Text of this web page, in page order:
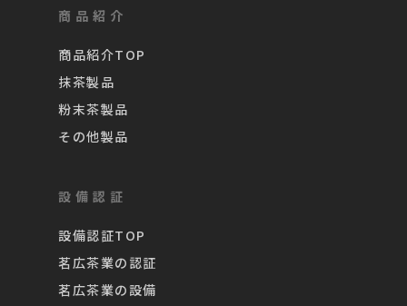
商品紹介
商品紹介TOP
抹茶製品
粉末茶製品
その他製品
設備認証
設備認証TOP
茗広茶業の認証
茗広茶業の設備